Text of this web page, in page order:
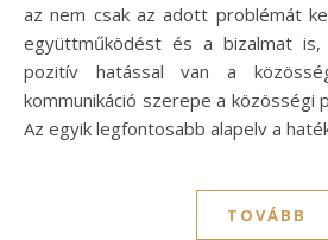
az nem csak az adott problémát
együttműködést és a bizalmat
pozitív hatással van a
kommunikáció szerepe a közösségi
Az egyik legfontosabb alapelv a
TOVÁBB